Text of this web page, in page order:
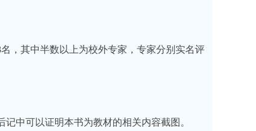
名，其中半数以上为校外专家，专家分别实名评
中可以证明本书为教材的相关内容截图。